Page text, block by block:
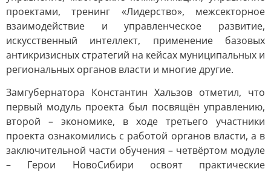
проектами, тренинг «Лидерство», межсекторное
взаимодействие и управленческое развитие,
искусственный интеллект, применение базовых
антикризисных стратегий на кейсах муниципальных и
региональных органов власти и многие другие.
Замгубернатора Константин Хальзов отметил, что
первый модуль проекта был посвящён управлению,
второй – экономике, в ходе третьего участники
проекта ознакомились с работой органов власти, а в
заключительной части обучения – четвёртом модуле
– Герои НовоСибири освоят практические